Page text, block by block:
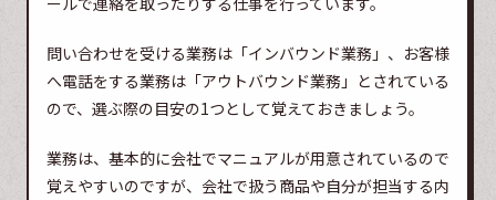
問い合わせを受ける業務は「インバウンド業務」、お客様
へ電話をする業務は「アウトバウンド業務」とされている
ので、選ぶ際の目安の1つとして覚えておきましょう。
業務は、基本的に会社でマニュアルが用意されているので
覚えやすいのですが、会社で扱う商品や自分が担当する内